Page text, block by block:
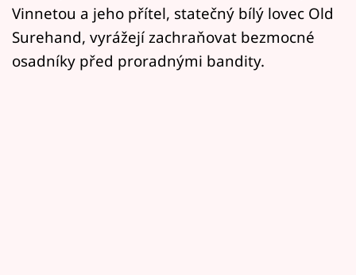
Přihlášení
Vinnetou a jeho přítel, statečný bílý lovec Old
Surehand, vyrážejí zachraňovat bezmocné
osadníky před proradnými bandity.